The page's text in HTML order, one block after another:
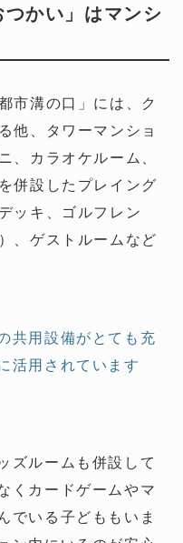
かい」はマンシ
市溝の口」には、ク
他、タワーマンショ
、カラオケルーム、
併設したプレイング
ッキ、ゴルフレン
、ゲストルームなど
共用設備がとても充
活用されています
ズルームも併設して
くカードゲームやマ
でいる子どももいま